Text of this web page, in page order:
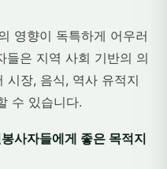
영향이 독특하게 어우러
들은 지역 사회 기반의 의
시장, 음식, 역사 유적지
수 있습니다.
사자들에게 좋은 목적지